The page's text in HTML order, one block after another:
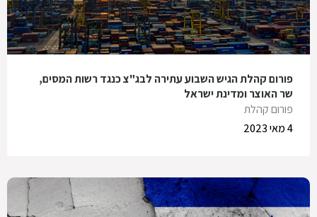
פורום קהלת הגיש השבוע עתירה לבג"צ כנגד רשות המסים,
שר האוצר ומדינת ישראל
פורום קהלת
4 מאי 2023